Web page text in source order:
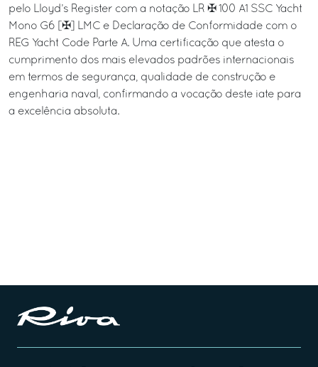
pelo Lloyd’s Register com a notação LR ✠ 100 A1 SSC Yacht
Mono G6 [✠] LMC e Declaração de Conformidade com o
REG Yacht Code Parte A. Uma certificação que atesta o
cumprimento dos mais elevados padrões internacionais
em termos de segurança, qualidade de construção e
engenharia naval, confirmando a vocação deste iate para
a excelência absoluta.